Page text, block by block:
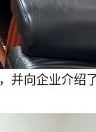
并向企业介绍